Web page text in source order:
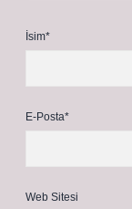
İsim*
E-Posta*
Web Sitesi